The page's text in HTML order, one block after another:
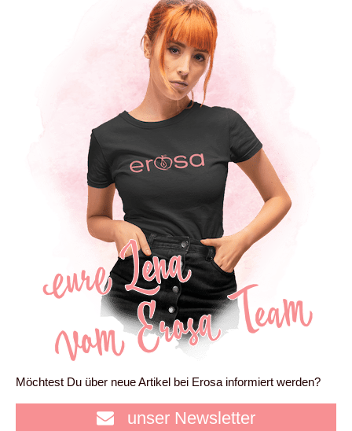
Möchtest Du über neue Artikel bei Erosa informiert werden?
unser Newsletter